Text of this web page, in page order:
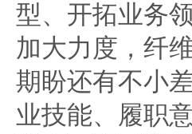
型、开拓业务
加大力度，纤
期盼还有不小
业技能、履职